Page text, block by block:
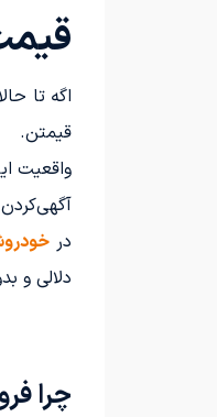
اگه تا
قیمتن.
واقعیت
در
دلالی و
چرا